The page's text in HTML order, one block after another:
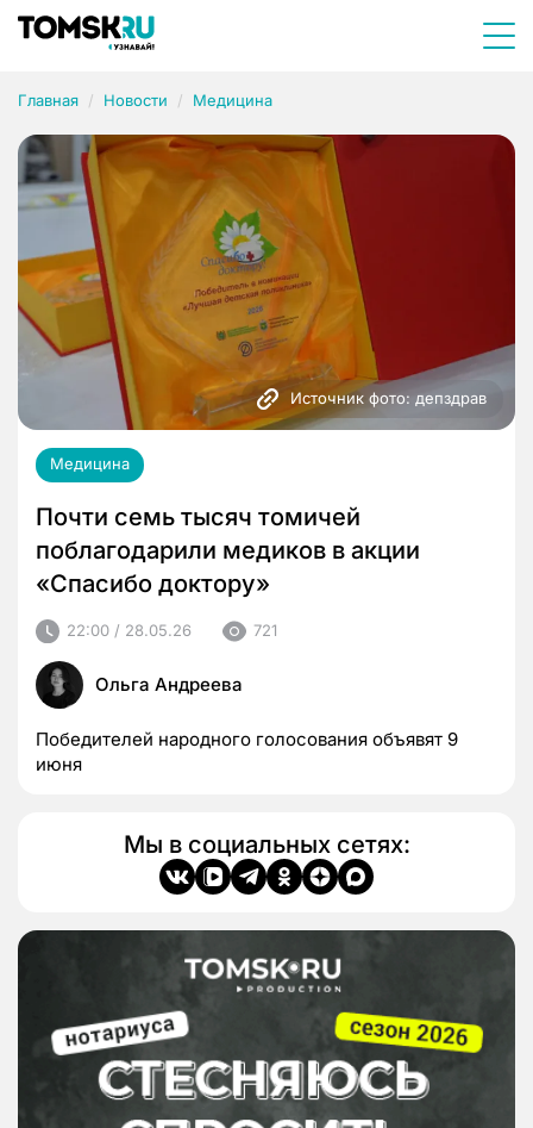
Главная Новости Медицина
Источник фото: депздрав
Медицина
Почти семь тысяч томичей
поблагодарили медиков в акции
«Спасибо доктору»
22:00 / 28.05.26 721
Ольга Андреева
Победителей народного голосования объявят 9
июня
Мы в социальных сетях: